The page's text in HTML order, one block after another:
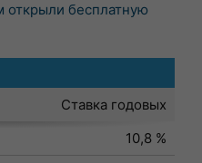
бесплатную
Ставка годовых
10,8 %